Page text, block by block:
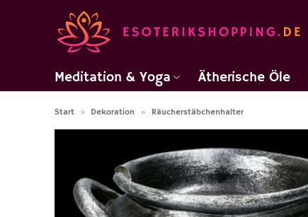
Meditation & Yoga Ätherische Öle
Start » Dekoration » Räucherstäbchenhalter